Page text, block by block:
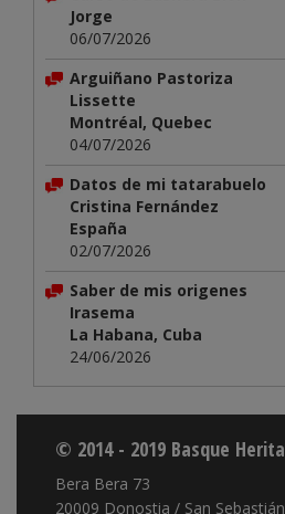
Jorge
06/07/2026
Arguiñano Pastoriza
Lissette
Montréal, Quebec
04/07/2026
Datos de mi tatarabuelo
Cristina Fernández
España
02/07/2026
Saber de mis origenes
Irasema
La Habana, Cuba
24/06/2026
© 2014 - 2019 Basque
Bera Bera 73
20009 Donostia / San Sebastián